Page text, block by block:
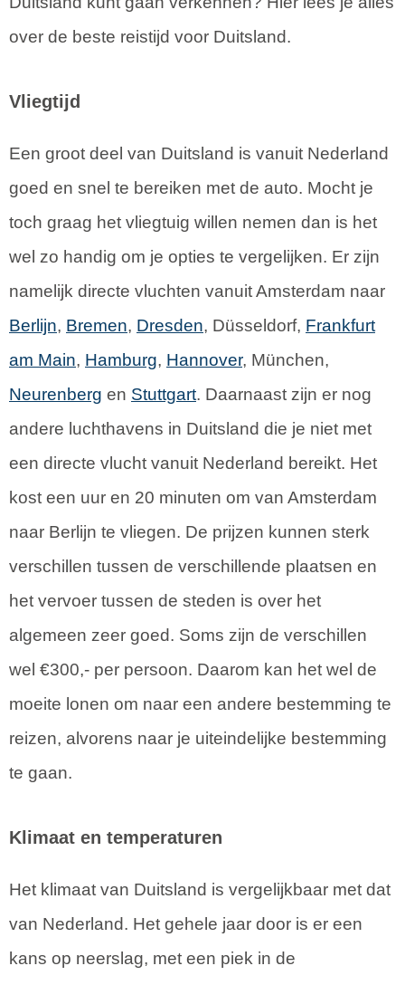
over de beste reistijd voor Duitsland.
Vliegtijd
Een groot deel van Duitsland is vanuit Nederland
goed en snel te bereiken met de auto. Mocht je
toch graag het vliegtuig willen nemen dan is het
wel zo handig om je opties te vergelijken. Er zijn
namelijk directe vluchten vanuit Amsterdam naar
Berlijn, Bremen, Dresden, Düsseldorf, Frankfurt
am Main, Hamburg, Hannover, München,
Neurenberg en Stuttgart. Daarnaast zijn er nog
andere luchthavens in Duitsland die je niet met
een directe vlucht vanuit Nederland bereikt. Het
kost een uur en 20 minuten om van Amsterdam
naar Berlijn te vliegen. De prijzen kunnen sterk
verschillen tussen de verschillende plaatsen en
het vervoer tussen de steden is over het
algemeen zeer goed. Soms zijn de verschillen
wel €300,- per persoon. Daarom kan het wel de
moeite lonen om naar een andere bestemming te
reizen, alvorens naar je uiteindelijke bestemming
te gaan.
Klimaat en temperaturen
Het klimaat van Duitsland is vergelijkbaar met dat
van Nederland. Het gehele jaar door is er een
kans op neerslag, met een piek in de